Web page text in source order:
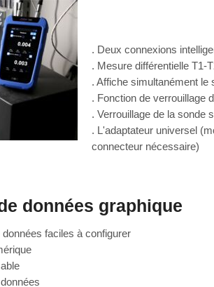
. Deux connexions
. Mesure différentielle T1-
. Affiche simultanément le
. Fonction de verrouillage
. Verrouillage de la sonde
. L'adaptateur universel
connecteur nécessaire)
données graphique
faciles à configurer